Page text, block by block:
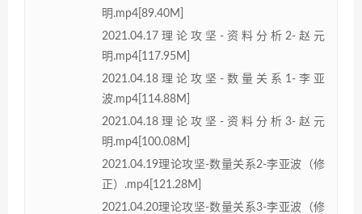
明.mp4[89.40M]
2021.04.17理论攻坚-资料分析2-赵元
明.mp4[117.95M]
2021.04.18理论攻坚-数量关系1-李亚
波.mp4[114.88M]
2021.04.18理论攻坚-资料分析3-赵元
明.mp4[100.08M]
2021.04.19理论攻坚-数量关系2-李亚波（修
正）.mp4[121.28M]
2021.04.20理论攻坚-数量关系3-李亚波（修